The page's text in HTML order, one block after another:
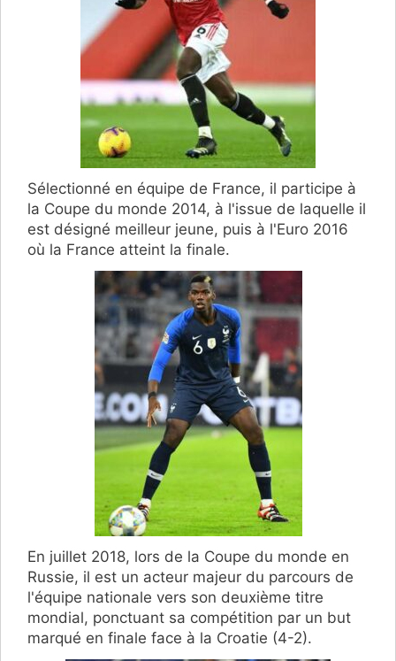
Sélectionné en équipe de France, il participe à
la Coupe du monde 2014, à l'issue de laquelle il
est désigné meilleur jeune, puis à l'Euro 2016
où la France atteint la finale.
En juillet 2018, lors de la Coupe du monde en
Russie, il est un acteur majeur du parcours de
l'équipe nationale vers son deuxième titre
mondial, ponctuant sa compétition par un but
marqué en finale face à la Croatie (4-2).